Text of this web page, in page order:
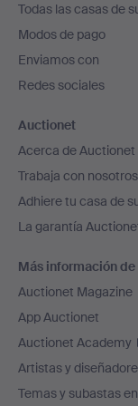
pie
de
página
Todas las casas de
Modos de pago
Enviamos con
Redes sociales
Auctionet
Acerca de Auctionet
Trabaja con nosotros
Adhiere tu casa de
La garantía
Más información
Auctionet Magazine
App Auctionet
Auctionet Academy
Artistas y
Temas y subastas